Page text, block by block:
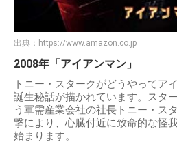
出典： https://www.amazon.co.jp
2008年「アイアンマン」
トニー・スタークがどうやってア
誕生秘話が描かれています。スタ
う軍需産業会社の社長トニー・ス
撃により、心臓付近に致命的な怪
始まります。